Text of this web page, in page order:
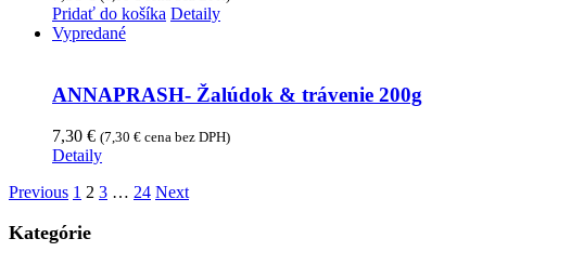
Pridať do košíka Detaily
Vypredané
ANNAPRASH- Žalúdok & trávenie 200g
7,30 € (7,30 € cena bez DPH)
Detaily
Previous 1 2 3 … 24 Next
Kategórie